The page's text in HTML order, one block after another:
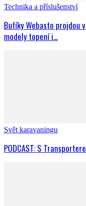
Technika a příslušenství
Bufíky Webasto projdou
modely topení i...
Svět karavaningu
PODCAST: S